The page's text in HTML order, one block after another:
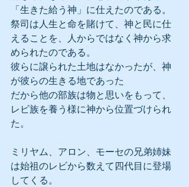
「生きた給う神」に仕えたのである。
祭司は人生と命を賭けて、神と民に仕
えることを、人からではなく神から求
められたのである。
彼らに譲られた土地はなかったが、神
が彼らの生きる地であった
だから他の部族は物と思いをもって、
レビ族を養う様に神から位置づけられ
た。
ミリヤム、アロン、モーセの兄弟姉妹
は始祖のレビから数えて四代目に登場
してくる。